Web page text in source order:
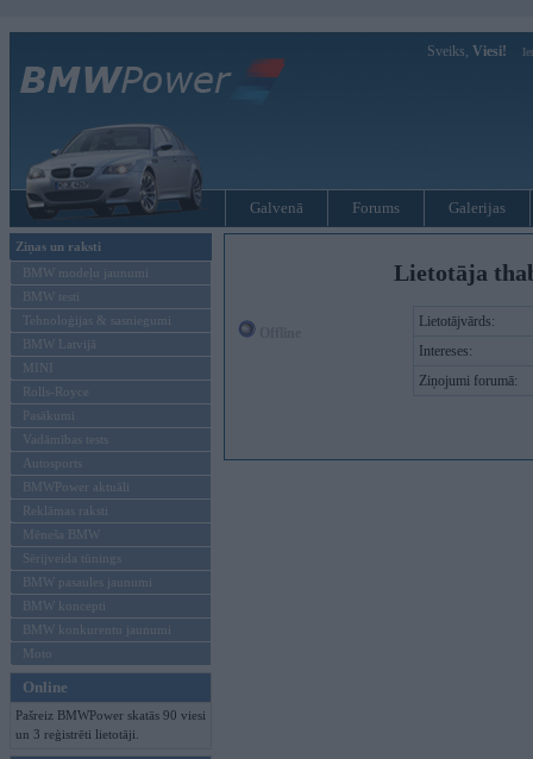
Sveiks, Viesi!
Galvenā Forums Galerijas
Ziņas un raksti
BMW modeļu jaunumi
BMW testi
Tehnoloģijas & sasniegumi
BMW Latvijā
MINI
Rolls-Royce
Pasākumi
Vadāmības tests
Autosports
BMWPower aktuāli
Reklāmas raksti
Mēneša BMW
Sērijveida tūnings
BMW pasaules jaunumi
BMW koncepti
BMW konkurentu jaunumi
Moto
Online
Pašreiz BMWPower skatās 90 viesi
un 3 reģistrēti lietotāji.
Lietotāja
Lietotājvārds:
Intereses:
Ziņojumi forumā: